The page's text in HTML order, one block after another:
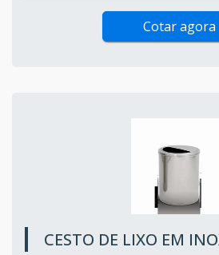
Cotar agora
CESTO DE LIXO EM